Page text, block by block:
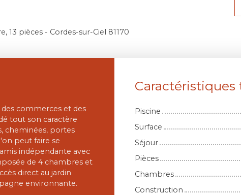
13 pièces - Cordes-sur-Ciel 81170
des commerces et des
tout son caractère
cheminées, portes
peut faire se
indépendante avec
de 4 chambres et
direct au jardin
environnante.
Piscine
Surface
Séjour
Pièces
Chambres
Construction